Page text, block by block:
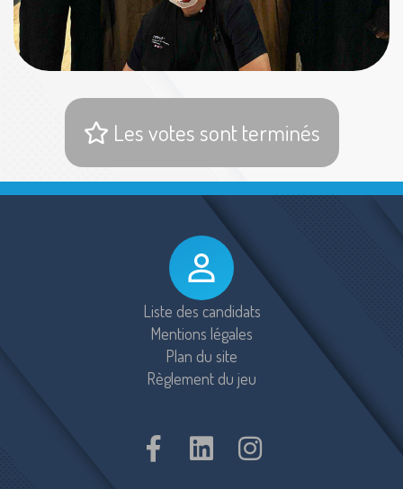
Les votes sont terminés
Liste des candidats
Mentions légales
Plan du site
Règlement du jeu